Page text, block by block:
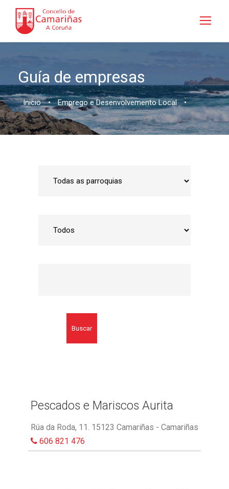
Guía de empresas
Inicio • Emprego e Desenvolvemento Local •
Buscar
Pescados e Mariscos Aurita
Rúa da Roda, 11. 15123 Camariñas - Camariñas
606 821 476